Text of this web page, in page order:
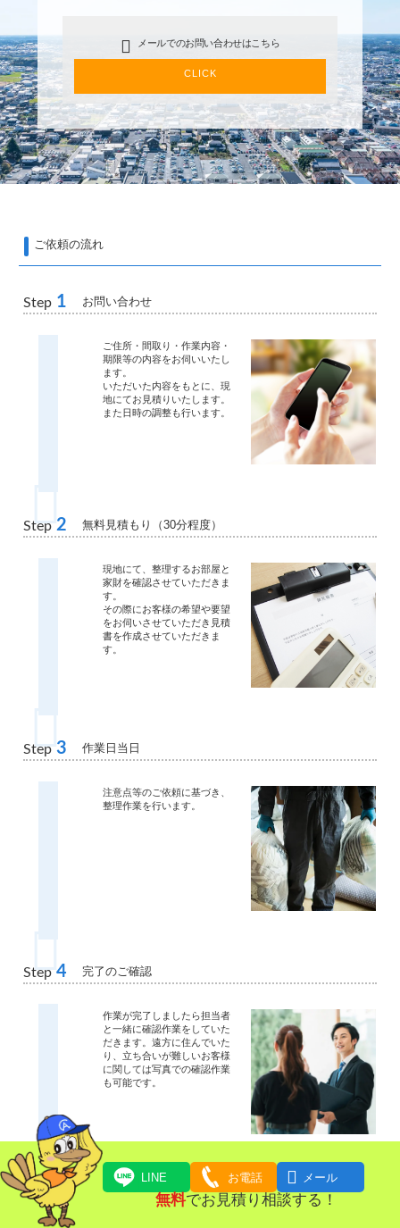
メールでのお問い合わせはこちら
CLICK
ご依頼の流れ
Step 1 お問い合わせ
ご住所・間取り・作業内容・
期限等の内容をお伺いいたし
ます。
いただいた内容をもとに、現
地にてお見積りいたします。
また日時の調整も行います。
Step 2 無料見積もり（30分程度）
現地にて、整理するお部屋と
家財を確認させていただきま
す。
その際にお客様の希望や要望
をお伺いさせていただき見積
書を作成させていただきま
す。
Step 3 作業日当日
注意点等のご依頼に基づき、
整理作業を行います。
Step 4 完了のご確認
作業が完了しましたら担当者
と一緒に確認作業をしていた
だきます。遠方に住んでいた
り、立ち合いが難しいお客様
に関しては写真での確認作業
も可能です。
Step お支払い
LINE お電話  メール
無料でお見積り相談する！